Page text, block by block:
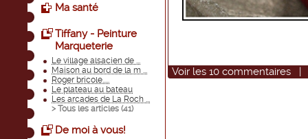
Ma santé
Tiffany - Peinture
Marqueterie
Le village alsacien de ...
Maison au bord de la m ...
Roger bricole.....
Le plateau au bateau
Les arcades de La Roch ...
> Tous les articles (41)
De moi à vous!
Voir les 10 commentaires